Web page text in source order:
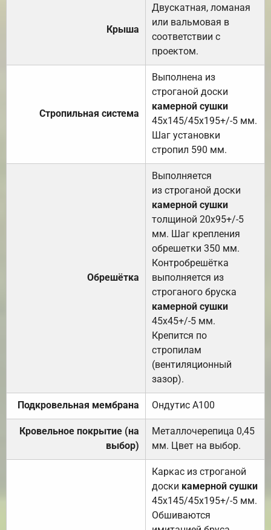
Крыша
Двускатная, ломаная
или вальмовая в
соответствии с
проектом.
Стропильная система
Выполнена из
строганой доски
камерной сушки
45х145/45х195+/-5 мм.
Шаг установки
стропил 590 мм.
Обрешётка
Выполняется
из строганой доски
камерной сушки
толщиной 20х95+/-5
мм. Шаг крепления
обрешетки 350 мм.
Контробрешётка
выполняется из
строганого бруска
камерной сушки
45х45+/-5 мм.
Крепится по
стропилам
(вентиляционный
зазор).
Подкровельная мембрана Ондутис А100
Кровельное покрытие (на
выбор)
Металлочерепица 0,45
мм. Цвет на выбор.
Каркас из строганой
доски камерной сушки
45х145/45х195+/-5 мм.
Обшиваются